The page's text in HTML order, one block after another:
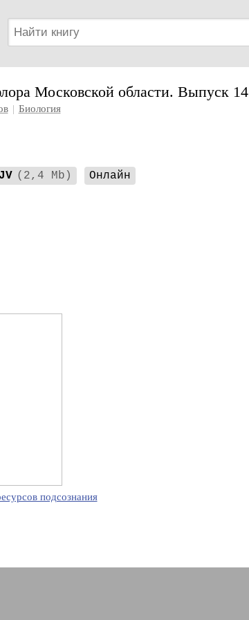
Московской области. Выпуск 14
| Биология
JV (2,4 Mb) Онлайн
подсознания